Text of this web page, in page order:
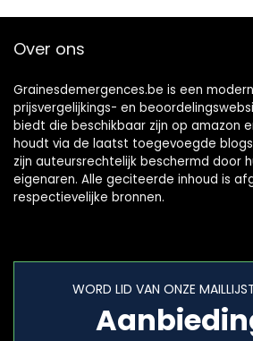
Over ons
Grainesdemergences.be is een
prijsvergelijkings- en
biedt die beschikbaar zijn op amazon
houdt via de laatst toegevoegde
zijn auteursrechtelijk beschermd door
eigenaren. Alle geciteerde inhoud is
respectievelijke bronnen.
WORD LID VAN ONZE